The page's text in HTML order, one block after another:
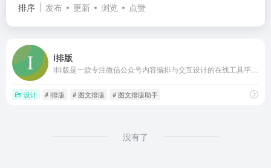
排序 发布 更新 浏览 点赞
i排版
设计 # i排版 # 图文排版 # 图文排版助手
没有了